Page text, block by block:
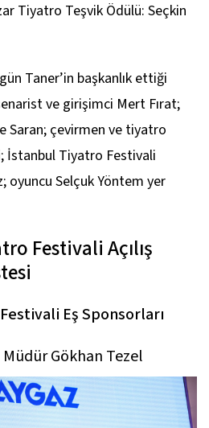
Tiyatro Teşvik Ödülü: Seçkin
Taner’in başkanlık ettiği
ve girişimci Mert Fırat;
Saran; çevirmen ve tiyatro
İstanbul Tiyatro Festivali
oyuncu Selçuk Yöntem yer
Festivali Açılış
Eş Sponsorları
Müdür Gökhan Tezel